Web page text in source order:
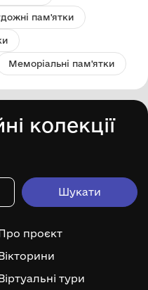
пам'ятки
Меморіальні пам'ятки
колекції
проєкт
тури